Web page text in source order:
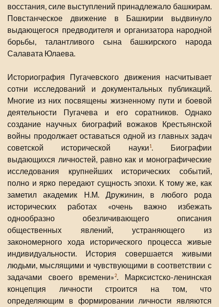
восстания, силе выступлений принадлежало башкирам.
Повстанческое движение в Башкирии выдвинуло
выдающегося предводителя и организатора народной
борьбы, талантливого сына башкирского народа
Салавата Юлаева.
Историография Пугачевского движения насчитывает
сотни исследований и документальных публикаций.
Многие из них посвящены жизненному пути и боевой
деятельности Пугачева и его соратников. Однако
создание научных биографий вожаков Крестьянской
войны продолжает оставаться одной из главных задач
советской исторической науки1. Биографии
выдающихся личностей, равно как и монографические
исследования крупнейших исторических событий,
полно и ярко передают сущность эпохи. К тому же, как
заметил академик Н.М. Дружинин, в любого рода
исторических работах «очень важно избежать
однообразно обезличивающего описания
общественных явлений, устраняющего из
закономерного хода исторического процесса живые
индивидуальности. История совершается живыми
людьми, мыслящими и чувствующими в соответствии с
задачами своего времени»2. Марксистско-ленинская
концепция личности строится на том, что
определяющим в формировании личности являются